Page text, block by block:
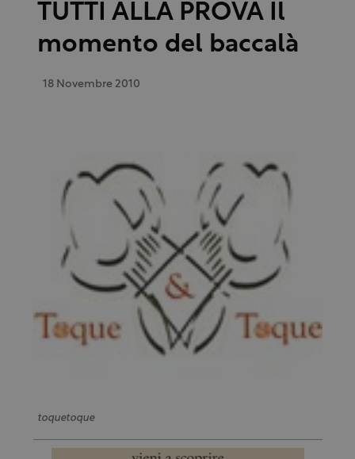
TUTTI ALLA PROVA Il
momento del baccalà
18 Novembre 2010
toquetoque